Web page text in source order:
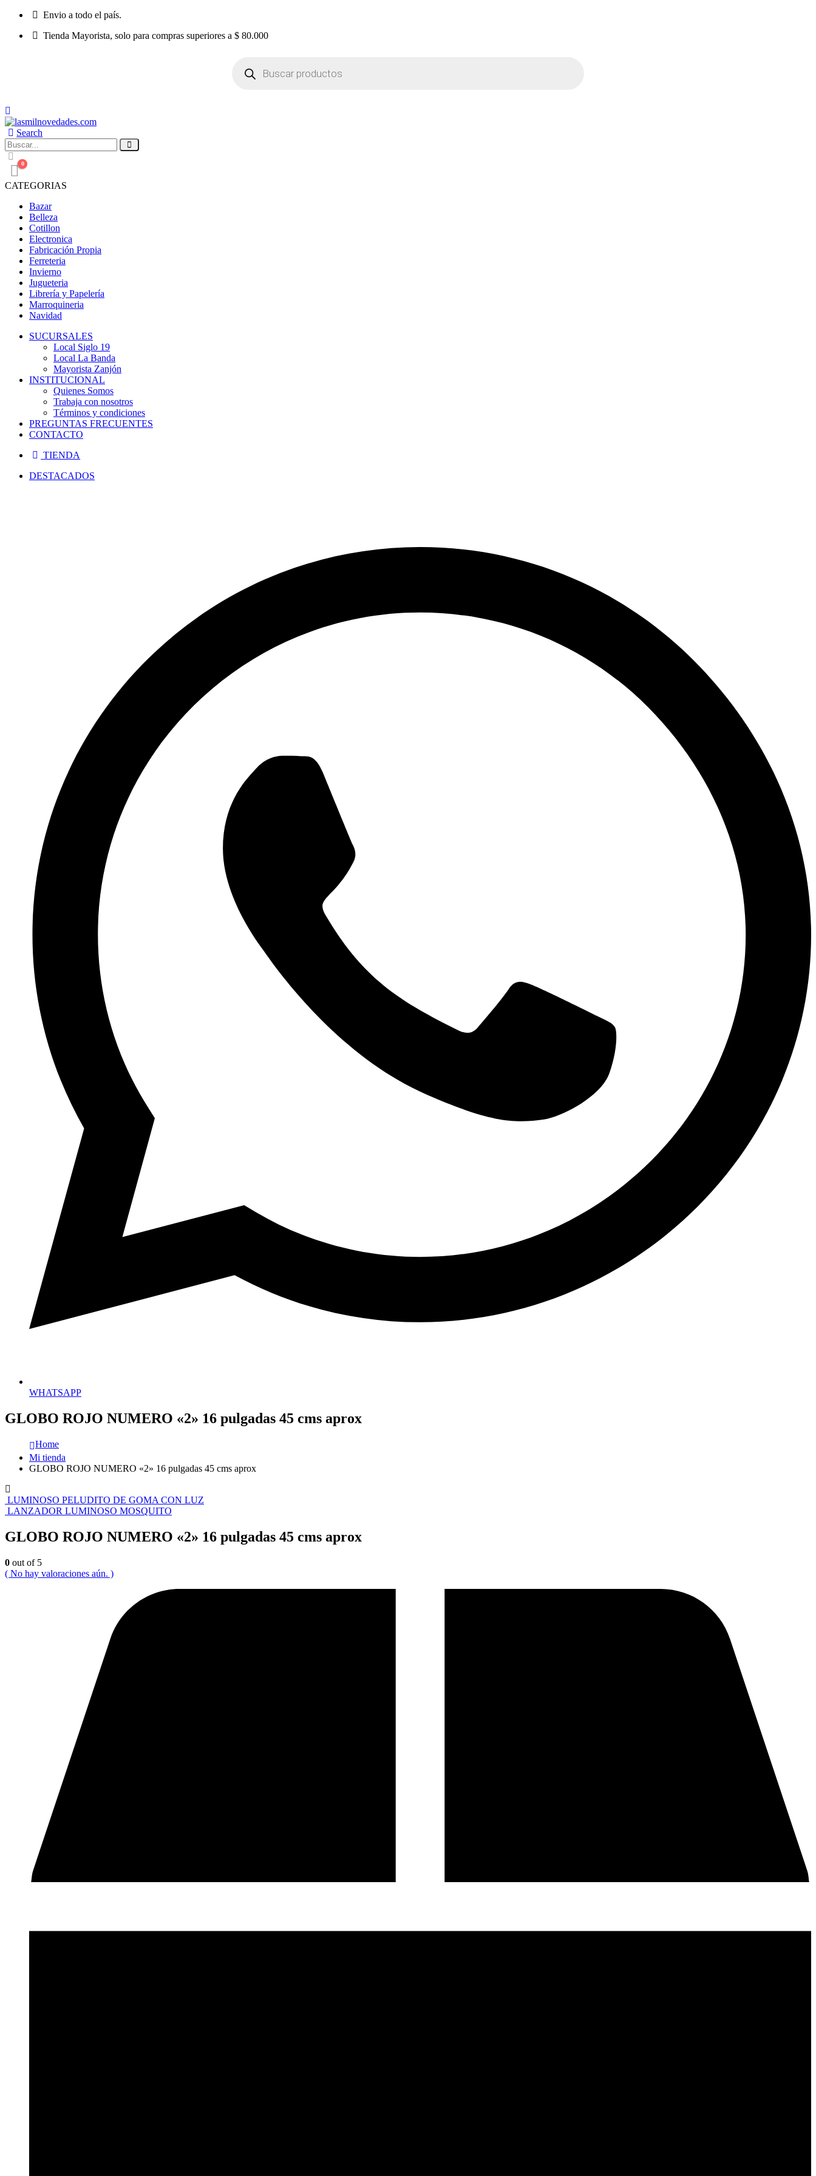
Envio a todo el país.
Tienda Mayorista, solo para compras superiores a $ 80.000
productos
Search
0
CATEGORIAS
Bazar
Belleza
Cotillon
Electronica
Fabricación Propia
Ferreteria
Invierno
Jugueteria
Librería y Papelería
Marroquineria
Navidad
SUCURSALES
Local Siglo 19
Local La Banda
Mayorista Zanjón
INSTITUCIONAL
Quienes Somos
Trabaja con nosotros
Términos y condiciones
PREGUNTAS FRECUENTES
CONTACTO
TIENDA
DESTACADOS
WHATSAPP
GLOBO ROJO NUMERO «2» 16 pulgadas 45 cms aprox
Home
Mi tienda
GLOBO ROJO NUMERO «2» 16 pulgadas 45 cms aprox
LUMINOSO PELUDITO DE GOMA CON LUZ
LANZADOR LUMINOSO MOSQUITO
GLOBO ROJO NUMERO «2» 16 pulgadas 45 cms aprox
0 out of 5
( No hay valoraciones aún. )